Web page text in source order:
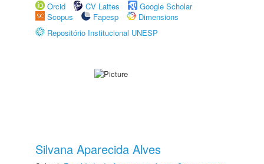
Orcid
CV Lattes
Google Scholar
Scopus
Fapesp
Dimensions
Repositório Institucional UNESP
Silvana Aparecida Alves